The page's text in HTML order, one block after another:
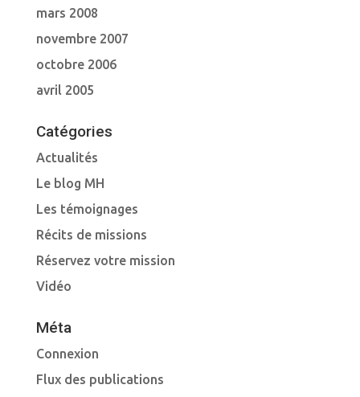
mars 2008
novembre 2007
octobre 2006
avril 2005
Catégories
Actualités
Le blog MH
Les témoignages
Récits de missions
Réservez votre mission
Vidéo
Méta
Connexion
Flux des publications